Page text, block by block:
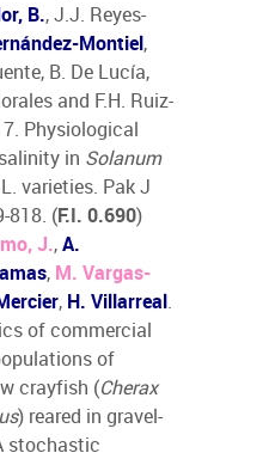
B., J.J. Reyes-
Montiel,
B. De Lucía,
and F.H. Ruiz-
Physiological
in Solanum
varieties. Pak J
818. (F.I. 0.690)
J.,A.
, M. Vargas-
, H. Villarreal.
of commercial
of
crayfish (Cherax
) reared in gravel-
stochastic